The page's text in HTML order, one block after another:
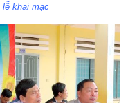
lễ khai mạc